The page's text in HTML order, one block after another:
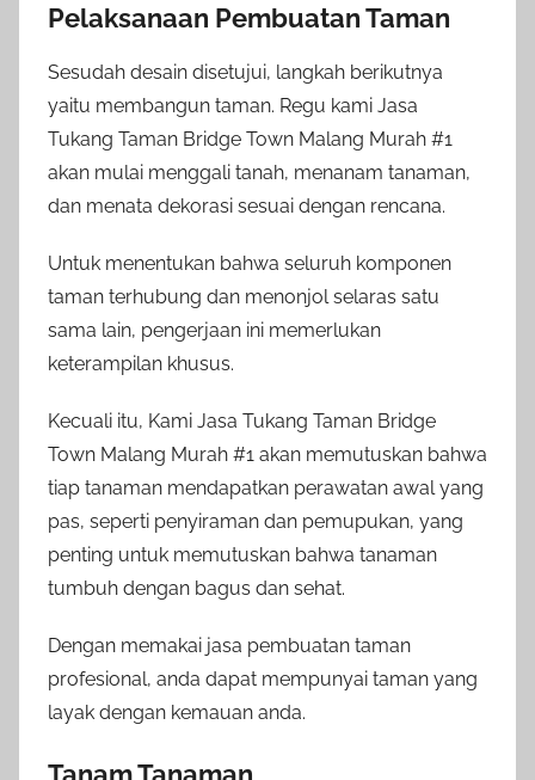
Pelaksanaan Pembuatan Taman
Sesudah desain disetujui, langkah berikutnya
yaitu membangun taman. Regu kami Jasa
Tukang Taman Bridge Town Malang Murah #1
akan mulai menggali tanah, menanam tanaman,
dan menata dekorasi sesuai dengan rencana.
Untuk menentukan bahwa seluruh komponen
taman terhubung dan menonjol selaras satu
sama lain, pengerjaan ini memerlukan
keterampilan khusus.
Kecuali itu, Kami Jasa Tukang Taman Bridge
Town Malang Murah #1 akan memutuskan bahwa
tiap tanaman mendapatkan perawatan awal yang
pas, seperti penyiraman dan pemupukan, yang
penting untuk memutuskan bahwa tanaman
tumbuh dengan bagus dan sehat.
Dengan memakai jasa pembuatan taman
profesional, anda dapat mempunyai taman yang
layak dengan kemauan anda.